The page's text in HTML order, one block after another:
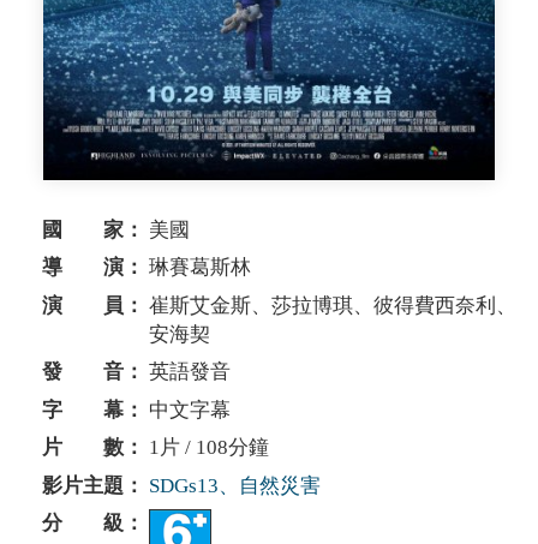
國 家： 美國
導 演： 琳賽葛斯林
演 員： 崔斯艾金斯、莎拉博琪、彼得費西奈利、
安海契
發 音： 英語發音
字 幕： 中文字幕
片 數： 1片 / 108分鐘
影片主題： SDGs13、自然災害
分 級：